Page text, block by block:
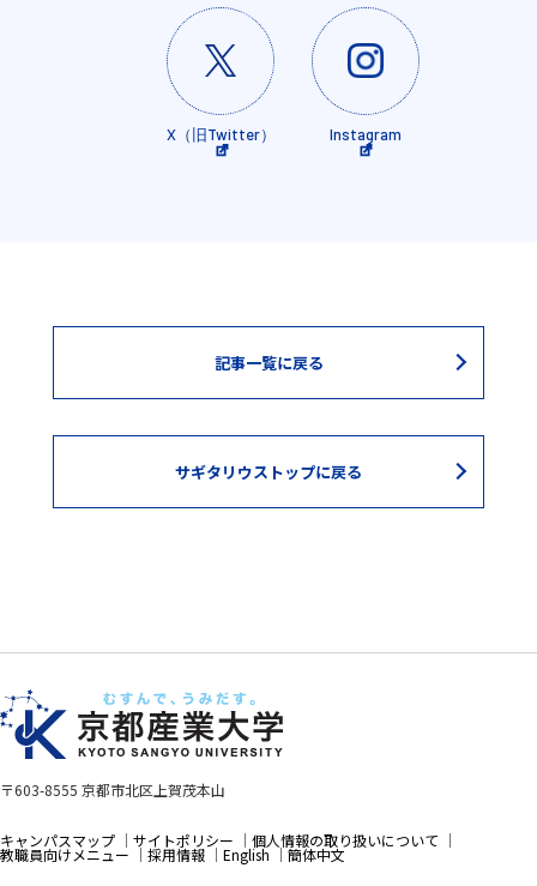
X（旧Twitter） Instagram
記事一覧に戻る
サギタリウストップに戻る
〒603-8555 京都市北区上賀茂本山
キャンパスマップ サイトポリシー 個人情報の取り扱いについて
教職員向けメニュー 採用情報 English 簡体中文